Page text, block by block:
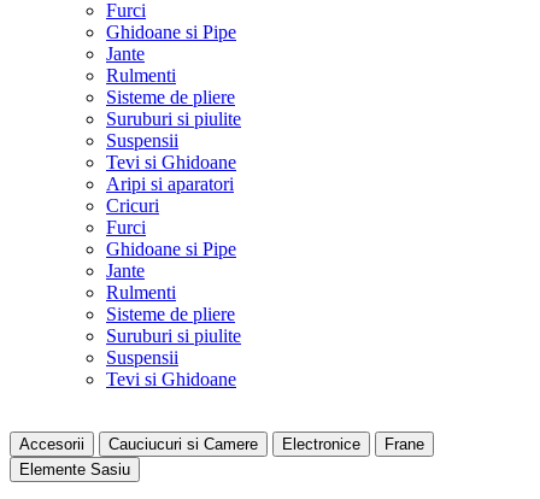
Furci
Ghidoane si Pipe
Jante
Rulmenti
Sisteme de pliere
Suruburi si piulite
Suspensii
Tevi si Ghidoane
Aripi si aparatori
Cricuri
Furci
Ghidoane si Pipe
Jante
Rulmenti
Sisteme de pliere
Suruburi si piulite
Suspensii
Tevi si Ghidoane
Accesorii Cauciucuri si Camere Electronice
Frane
Elemente Sasiu